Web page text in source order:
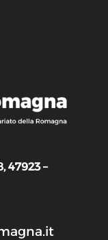
47923 –